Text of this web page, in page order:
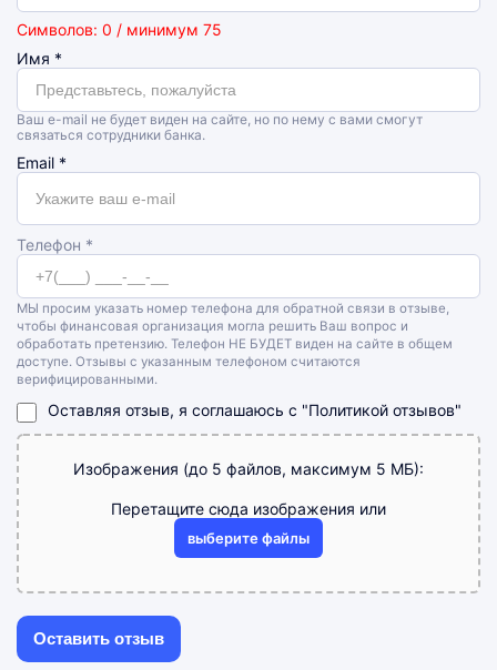
Символов: 0 / минимум 75
Имя *
Ваш e-mail не будет виден на сайте, но по нему с вами смогут
связаться сотрудники банка.
Email *
Телефон *
МЫ просим указать номер телефона для обратной связи в отзыве,
чтобы финансовая организация могла решить Ваш вопрос и
обработать претензию. Телефон НЕ БУДЕТ виден на сайте в общем
доступе. Отзывы с указанным телефоном считаются
верифицированными.
Оставляя отзыв, я соглашаюсь с "Политикой отзывов"
Изображения (до 5 файлов, максимум 5 МБ):
Перетащите сюда изображения или
выберите файлы